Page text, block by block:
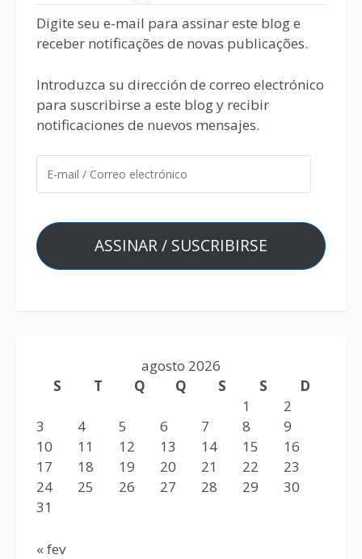
Digite seu e-mail para assinar este blog e
receber notificações de novas publicações.
Introduzca su dirección de correo electrónico
para suscribirse a este blog y recibir
notificaciones de nuevos mensajes.
ASSINAR / SUSCRIBIRSE
agosto 2026
S
T Q Q S S
D
1
2
3
4 5 6 7 8
9
10
11 12 13 14 15
16
17
18 19 20 21 22
23
24
25 26 27 28 29
30
31
« fev